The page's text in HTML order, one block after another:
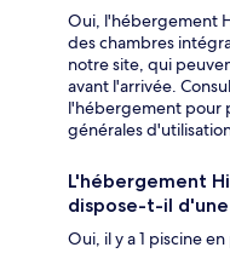
Oui, l'hébergement
des chambres
notre site, qui
avant l'arrivée.
l'hébergement pour
générales
L'hébergement
dispose-t-il d'une
Oui, il y a 1 piscine